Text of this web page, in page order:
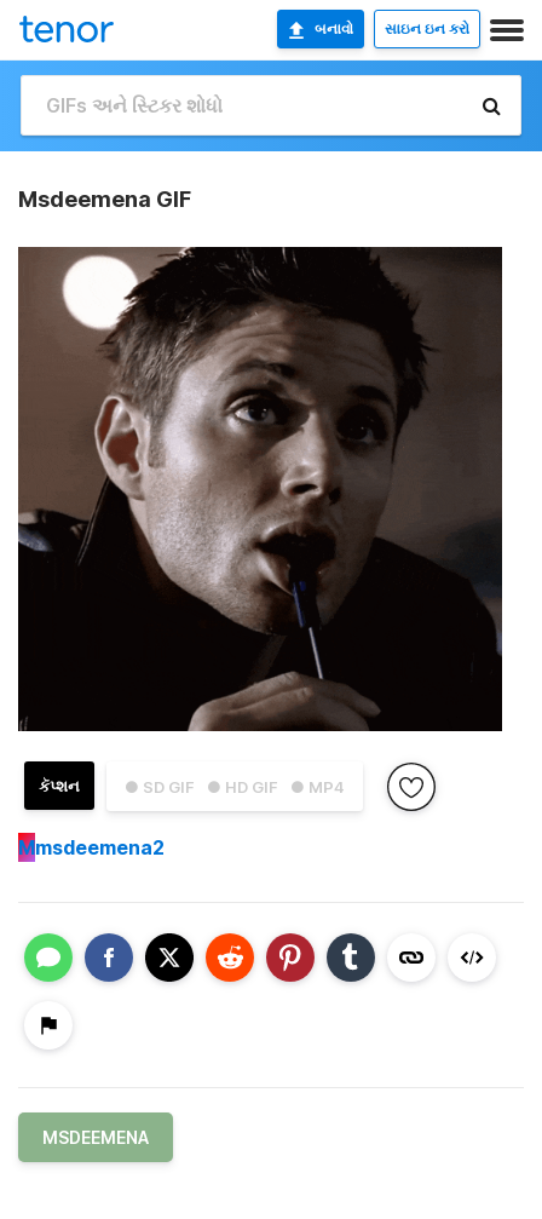
બનાવો સાઇન ઇન કરો
Msdeemena GIF
● SD GIF ● HD GIF ● MP4
કૅપ્શન
Mmsdeemena2
MSDEEMENA